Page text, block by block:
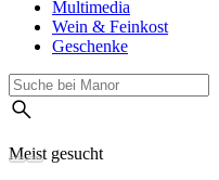
Multimedia
Wein & Feinkost
Geschenke
Meist gesucht